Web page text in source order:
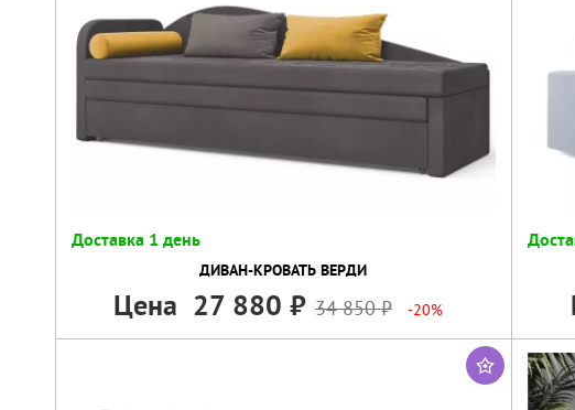
Доставка 1 день
ДИВАН-КРОВАТЬ ВЕРДИ
Цена 27 880 34 850 -20%